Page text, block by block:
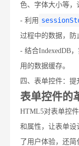
色、字体大小等，
- 利用
过程中的数据，防
- 结合IndexedDB
用的数据缓存。
四、表单控件：
表单控件的
HTML5对表单控
和属性，让表单设
了用户体验，还简